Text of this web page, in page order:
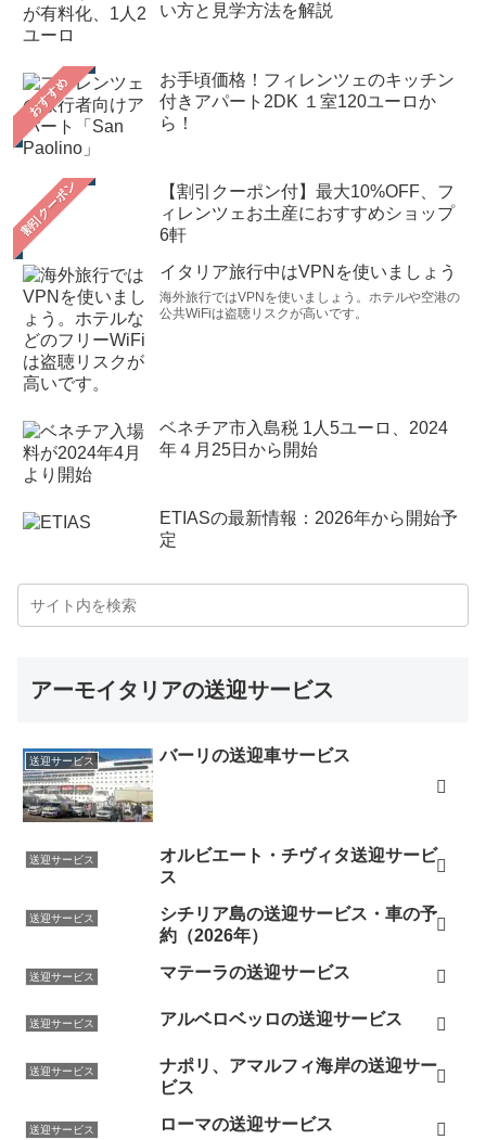
い方と見学方法を解説
おすすめ
お手頃価格！フィレンツェのキッチン
付きアパート2DK １室120ユーロか
ら！
【割引クーポン付】最大10%OFF、フ
ィレンツェお土産におすすめショップ
6軒
イタリア旅行中はVPNを使いましょう
海外旅行ではVPNを使いましょう。ホテルや空港の
公共WiFiは盗聴リスクが高いです。
ベネチア市入島税 1人5ユーロ、2024
年４月25日から開始
ETIASの最新情報：2026年から開始予
定
アーモイタリアの送迎サービス
送迎サービス バーリの送迎車サービス
送迎サービス
オルビエート・チヴィタ送迎サービ
ス
送迎サービス
シチリア島の送迎サービス・車の予
約（2026年）
送迎サービス マテーラの送迎サービス
送迎サービス アルベロベッロの送迎サービス
送迎サービス
ナポリ、アマルフィ海岸の送迎サー
ビス
送迎サービス ローマの送迎サービス